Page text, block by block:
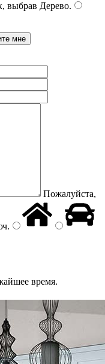
выбрав Дерево.
Пожалуйста,
.
время.